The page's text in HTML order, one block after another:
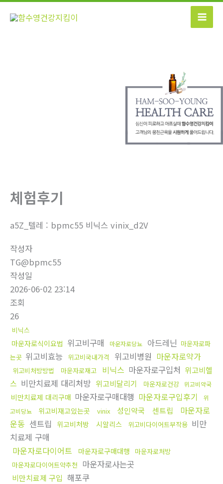
콘
체험후기
a5Z_텔레 : bpmc55 비닉스 vinix_d2V
작성자
TG@bpmc55
작성일
2026-06-02 23:14
조회
26
비닉스
마운자로식이요법 위고비구매 마운자로당뇨 아드레닌 마운자로파
는곳 위고비효능 위고비국내가격 위고비병원 마운자로약가
위고비처방방법 마운자로재고 비닉스 마운자로구입처 위고비헬
스 비만치료제 대리처방 위고비달리기 마운자로건강 위고비약국
비만치료제 대리구매 마운자로구매대행 마운자로구입후기
위
고비당뇨
위고비재고있는곳 vinix 성인약국 센트립
마운자로
운동 센트립 위고비처방 시알리스 위고비다이어트부작용 비만
치료제 구매
마운자로다이어트
마운자로구매대행
마운자로처방
마운자로다이어트약추천
마운자로사는곳
비만치료제 구입 해포쿠